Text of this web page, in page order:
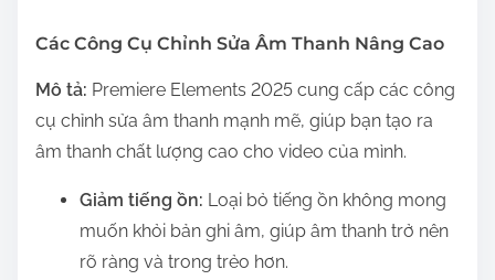
Các Công Cụ Chỉnh Sửa Âm Thanh Nâng Cao
Mô tả: Premiere Elements 2025 cung cấp các công
cụ chỉnh sửa âm thanh mạnh mẽ, giúp bạn tạo ra
âm thanh chất lượng cao cho video của mình.
Giảm tiếng ồn: Loại bỏ tiếng ồn không mong
muốn khỏi bản ghi âm, giúp âm thanh trở nên
rõ ràng và trong trẻo hơn.